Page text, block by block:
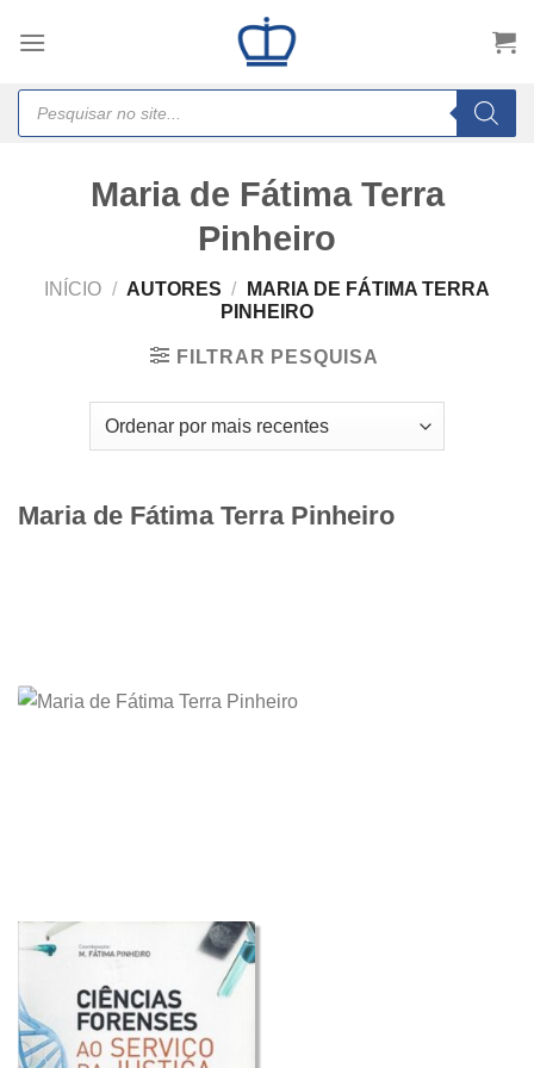
Products
search
Maria de Fátima Terra
Pinheiro
INÍCIO / AUTORES /
MARIA DE FÁTIMA TERRA
PINHEIRO
FILTRAR PESQUISA
Maria de Fátima Terra Pinheiro